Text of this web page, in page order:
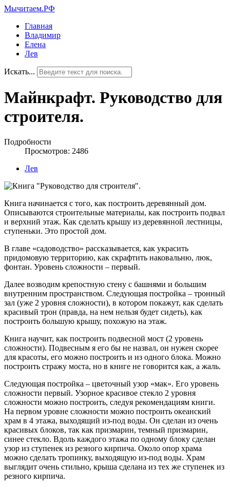
Мычитаем.РФ
Главная
Владимир
Елена
Лев
Искать...
Майнкрафт. Руководство для
строителя.
Подробности
Просмотров: 2486
Лев
Книга начинается с того, как построить деревянный дом.
Описываются строительные материалы, как построить подвал
и верхний этаж. Как сделать крышу из деревянной лестницы,
ступеньки. Это простой дом.
В главе «садоводство» рассказывается, как украсить
придомовую территорию, как скрафтить наковальню, люк,
фонтан. Уровень сложности – первый.
Далее возводим крепостную стену с башнями и большим
внутренним пространством. Следующая постройка – тронный
зал (уже 2 уровня сложности), в котором покажут, как сделать
красивый трон (правда, на нем нельзя будет сидеть), как
построить большую крышу, похожую на этаж.
Книга научит, как построить подвесной мост (2 уровень
сложности). Подвесным я его бы не назвал, он нужен скорее
для красоты, его можно построить и из одного блока. Можно
построить стражу моста, но в книге не говорится как, а жаль.
Следующая постройка – цветочный узор «мак». Его уровень
сложности первый. Узорное красивое стекло 2 уровня
сложности можно построить, следуя рекомендациям книги.
На первом уровне сложности можно построить океанский
храм в 4 этажа, выходящий из-под воды. Он сделан из очень
красивых блоков, так как призмарин, темный призмарин,
синее стекло. Вдоль каждого этажа по одному блоку сделан
узор из ступенек из резного кирпича. Около опор храма
можно сделать тропинку, выходящую из-под воды. Храм
выглядит очень стильно, крыша сделана из тех же ступенек из
резного кирпича.